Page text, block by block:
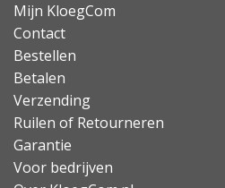
Mijn KloegCom
Contact
Bestellen
Betalen
Verzending
Ruilen of Retourneren
Garantie
Voor bedrijven